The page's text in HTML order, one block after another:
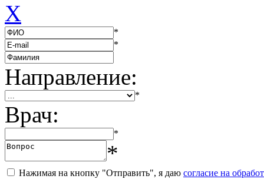
X
*
*
Направление:
*
Врач:
*
*
Нажимая на кнопку "Отправить", я даю согласие на